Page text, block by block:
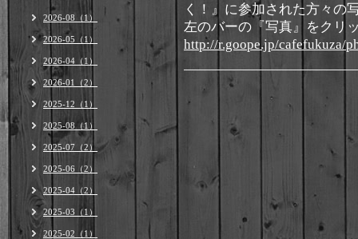
く！』に参加された方々の
左のバーの『写真』をクリ
http://r.goope.jp/cafefukuza/
2026-08（1）
2026-05（1）
2026-04（1）
2026-01（2）
2025-12（1）
2025-08（1）
2025-07（2）
2025-06（2）
2025-04（2）
2025-03（1）
2025-02（1）